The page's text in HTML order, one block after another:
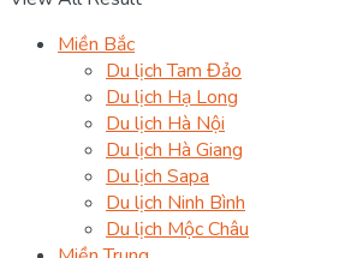
Miền Bắc
Du lịch Tam Đảo
Du lịch Hạ Long
Du lịch Hà Nội
Du lịch Hà Giang
Du lịch Sapa
Du lịch Ninh Bình
Du lịch Mộc Châu